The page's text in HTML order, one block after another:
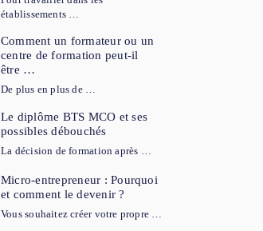
établissements …
Comment un formateur ou un
centre de formation peut-il
être …
De plus en plus de …
Le diplôme BTS MCO et ses
possibles débouchés
La décision de formation après …
Micro-entrepreneur : Pourquoi
et comment le devenir ?
Vous souhaitez créer votre propre …